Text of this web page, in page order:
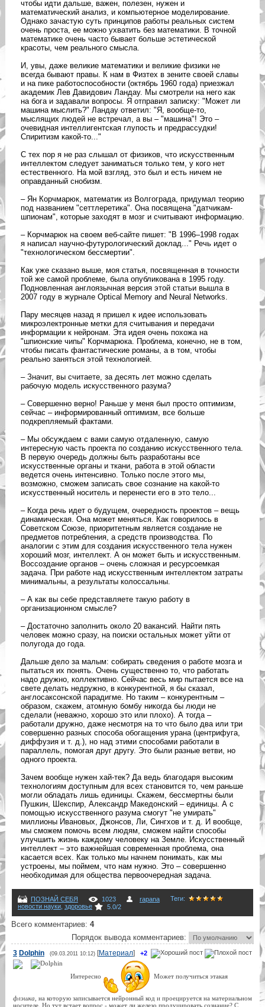
чтобы идти дальше, важен, полезен, нужен и
математический анализ, и компьютерное моделирование.
Однако зачастую суть принципов работы реальных систем
очень проста, ее можно ухватить без математики. В точной
математике очень часто бывает больше эстетической
красоты, чем реального смысла.
И, увы, даже великие математики и великие физики не
всегда бывают правы. К нам в Физтех в зените своей славы
и на пике работоспособности (октябрь 1960 года) приезжал
академик Лев Давидович Ландау. Мы смотрели на него как
на бога и задавали вопросы. Я отправил записку: "Может ли
машина мыслить?" Ландау ответил: "Я, вообще-то,
мыслящих людей не встречал, а вы – "машина"! Это –
очевидная интеллигентская глупость и предрассудки!
Спиритизм какой-то..."
С тех пор я не раз слышал от физиков, что искусственным
интеллектом следует заниматься только тем, у кого нет
естественного. На мой взгляд, это был и есть ничем не
оправданный снобизм.
– Ян Корчмарюк, математик из Волгограда, придумал теорию
под названием "сеттлеретика". Она посвящена "датчикам-
шпионам", которые заходят в мозг и считывают информацию.
– Корчмарюк на своем веб-сайте пишет: "В 1996–1998 годах
я написал научно-футурологический доклад..." Речь идет о
"технологическом бессмертии".
Как уже сказано выше, моя статья, посвященная в точности
той же самой проблеме, была опубликована в 1995 году.
Подновленная англоязычная версия этой статьи вышла в
2007 году в журнале Optical Memory and Neural Networks.
Пару месяцев назад я пришел к идее использовать
микроэлектронные метки для считывания и передачи
информации к нейронам. Эта идея очень похожа на
"шпионские чипы" Корчмарюка. Проблема, конечно, не в том,
чтобы писать фантастические романы, а в том, чтобы
реально заняться этой технологией.
– Значит, вы считаете, за десять лет можно сделать
рабочую модель искусственного разума?
– Совершенно верно! Раньше у меня был просто оптимизм,
сейчас – информированный оптимизм, все больше
подкрепляемый фактами.
– Мы обсуждаем с вами самую отдаленную, самую
интересную часть проекта по созданию искусственного тела.
В первую очередь должны быть разработаны все
искусственные органы и ткани, работа в этой области
ведется очень интенсивно. Только после этого мы,
возможно, сможем записать свое сознание на какой-то
искусственный носитель и перенести его в это тело...
– Когда речь идет о будущем, очередность проектов – вещь
динамическая. Она может меняться. Как говорилось в
Советском Союзе, приоритетным является создание не
предметов потребления, а средств производства. По
аналогии с этим для создания искусственного тела нужен
хороший мозг, интеллект. А он может быть и искусственным.
Воссоздание органов – очень сложная и ресурсоемкая
задача. При работе над искусственным интеллектом затраты
минимальны, а результаты колоссальны.
– А как вы себе представляете такую работу в
организационном смысле?
– Достаточно заполнить около 20 вакансий. Найти пять
человек можно сразу, на поиски остальных может уйти от
полугода до года.
Дальше дело за малым: собирать сведения о работе мозга и
пытаться их понять. Очень существенно то, что работать
надо дружно, коллективно. Сейчас весь мир пытается все на
свете делать недружно, в конкурентной, я бы сказал,
англосаксонской парадигме. Но таким – конкурентным –
образом, скажем, атомную бомбу никогда бы люди не
сделали (неважно, хорошо это или плохо). А тогда –
работали дружно, даже несмотря на то что было два или три
совершенно разных способа обогащения урана (центрифуга,
диффузия и т. д.), но над этими способами работали в
параллель, помогая друг другу. Это были разные ветви, но
одного проекта.
Зачем вообще нужен хай-тек? Да ведь благодаря высоким
технологиям доступным для всех становится то, чем раньше
могли обладать лишь единицы. Скажем, бессмертны были
Пушкин, Шекспир, Александр Македонский – единицы. А с
помощью искусственного разума смогут "не умирать"
миллионы Ивановых, Джонсов, Ли, Сингхов и т. д. И вообще,
мы сможем помочь всем людям, сможем найти способы
улучшить жизнь каждому человеку на Земле. Искусственный
интеллект – это важнейшая современная проблема, она
касается всех. Как только мы начнем понимать, как мы
устроены, мы поймем, что нам нужно. Это – совершенно
необходимая для общества первоочередная задача.
ПОЗНАЙ СЕБЯ 1023 rapana Теги:
новости науки, здоровье 5.0/2
Всего комментариев: 4
Порядок вывода комментариев:
+2
3 Dolphin (09.03.2011 10:12)[Материал]
Интересно Может получиться этакая
флэшка , на которую записывается нейронный код и проецируется на материальном
носителе. Но тут встает вопрос - может ли железо продуцировать сознание? С